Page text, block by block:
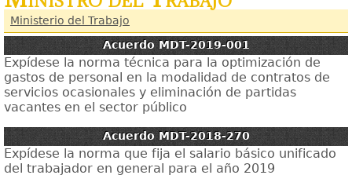
Ministerio del Trabajo
Acuerdo MDT-2019-001
Expídese la norma técnica para la optimización de
gastos de personal en la modalidad de contratos de
servicios ocasionales y eliminación de partidas
vacantes en el sector público
Acuerdo MDT-2018-270
Expídese la norma que fija el salario básico unificado
del trabajador en general para el año 2019